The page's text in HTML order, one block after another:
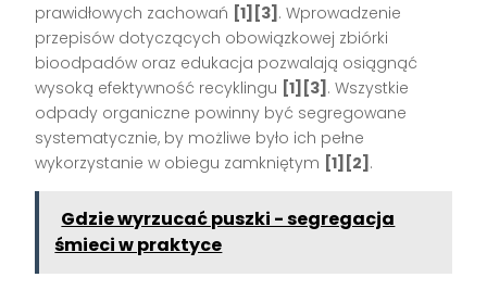
prawidłowych zachowań [1][3] . Wprowadzenie
przepisów dotyczących obowiązkowej zbiórki
bioodpadów oraz edukacja pozwalają osiągnąć
wysoką efektywność recyklingu [1][3] . Wszystkie
odpady organiczne powinny być segregowane
systematycznie, by możliwe było ich pełne
wykorzystanie w obiegu zamkniętym [1][2] .
Gdzie wyrzucać puszki - segregacja
śmieci w praktyce